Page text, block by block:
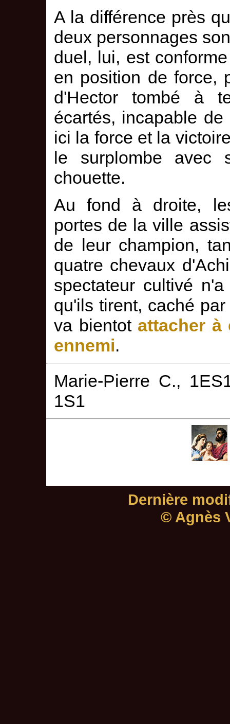
A la différence près
deux personnages
duel, lui, est
en position de force,
d'Hector tombé à
écartés, incapable
ici la force et la
le surplombe avec
chouette.
Au fond à droite,
portes de la ville
de leur champion,
quatre chevaux
spectateur cultivé
qu'ils tirent, caché
va bientot attacher à
ennemi.
Marie-Pierre C.,
1S1
Dernière
© Agnès